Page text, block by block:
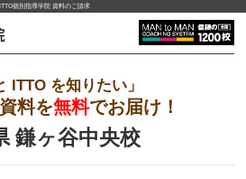
ITTO個別指導学院 資料のご請求
ITTO を知りたい」
料を無料でお届け！
鎌ヶ谷中央校